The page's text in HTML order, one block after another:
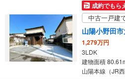
成約でもら
中古一戸建
山陽小野田
1,279万円
3LDK
建物面積
山陽本線（JR